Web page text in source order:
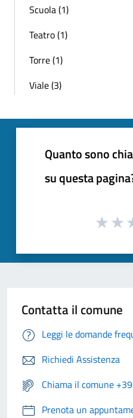
Scuola (1)
Teatro (1)
Torre (1)
Viale (3)
Quanto sono
su questa
Contatta il comune
Leggi le domande
Richiedi Assistenza
Chiama il comune
Prenota un